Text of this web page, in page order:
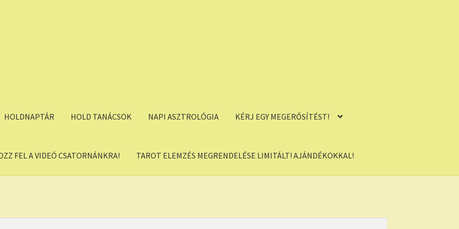
HOLDNAPTÁR HOLD TANÁCSOK NAPI ASZTROLÓGIA KÉRJ EGY MEGERŐSÍTÉST!
FEL A VIDEÓ CSATORNÁNKRA! TAROT ELEMZÉS MEGRENDELÉSE LIMITÁLT! AJÁNDÉKOKKAL!